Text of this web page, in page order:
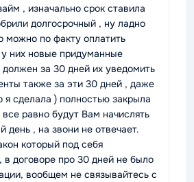
, изначально срок ставила
долгосрочный , ну ладно
можно по факту оплатить
них новые придуманные
за 30 дней их уведомить
также за эти 30 дней , даже
я сделала ) полностью закрыла
равно будут Вам начислять
день , на звони не отвечает.
который под себя
в договоре про 30 дней не было
вообщем не связывайтесь с